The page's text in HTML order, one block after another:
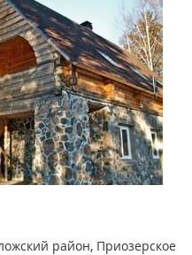
район, Приозерское